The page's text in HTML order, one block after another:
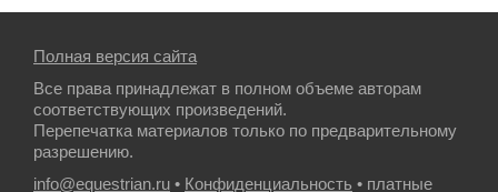
Полная версия сайта
Все права принадлежат в полном объеме авторам
соответствующих произведений.
Перепечатка материалов только по предварительному
разрешению.
info@equestrian.ru • Конфиденциальность • платные